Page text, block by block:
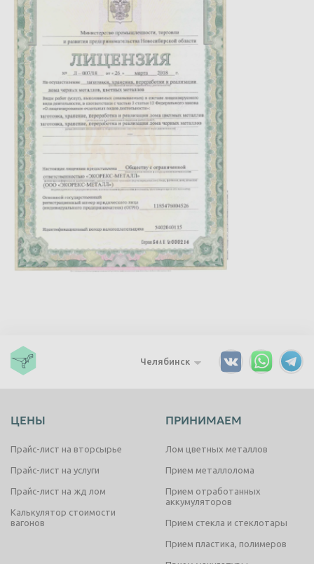
Челябинск
ЦЕНЫ
Прайс-лист на вторсырье
Прайс-лист на услуги
Прайс-лист на жд лом
Калькулятор стоимости
вагонов
ПРИНИМАЕМ
Лом цветных металлов
Прием металлолома
Прием отработанных
аккумуляторов
Прием стекла и стеклотары
Прием пластика, полимеров